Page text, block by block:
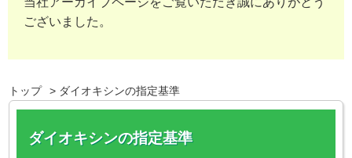
ございました。
トップ ダイオキシンの指定基準
ダイオキシンの指定基準